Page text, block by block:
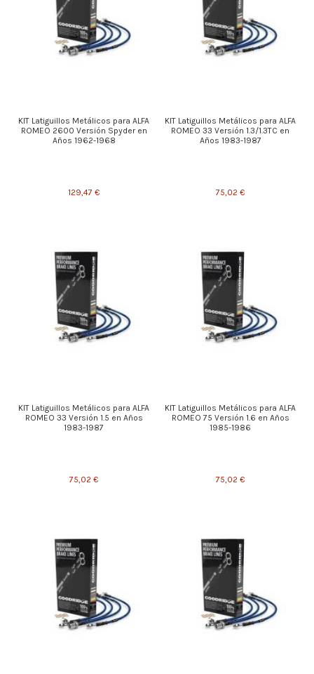
KIT Latiguillos Metálicos para ALFA
ROMEO 2600 Versión Spyder en
Años 1962-1968
129,47 €
KIT Latiguillos Metálicos para ALFA
ROMEO 33 Versión 1.3/1.3TC en
Años 1983-1987
75,02 €
KIT Latiguillos Metálicos para ALFA
ROMEO 33 Versión 1.5 en Años
1983-1987
75,02 €
KIT Latiguillos Metálicos para ALFA
ROMEO 75 Versión 1.6 en Años
1985-1986
75,02 €